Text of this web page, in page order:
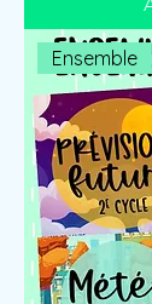
Ensemble